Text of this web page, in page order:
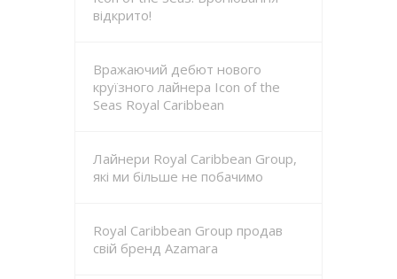
відкрито!
Вражаючий дебют нового
круїзного лайнера Icon of the
Seas Royal Caribbean
Лайнери Royal Caribbean Group,
які ми більше не побачимо
Royal Caribbean Group продав
свій бренд Azamara